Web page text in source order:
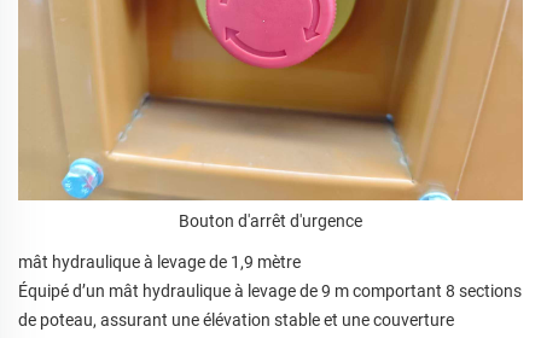
Bouton d'arrêt d'urgence
mât hydraulique à levage de 1,9 mètre
Équipé d’un mât hydraulique à levage de 9 m comportant 8 sections
de poteau, assurant une élévation stable et une couverture